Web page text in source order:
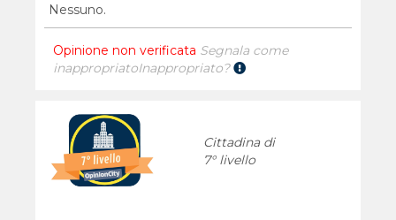
Nessuno.
Opinione non verificata Segnala come
inappropriatoInappropriato?
Cittadina di
7° livello